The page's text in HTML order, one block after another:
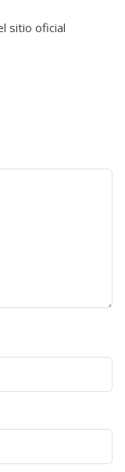
sitio oficial